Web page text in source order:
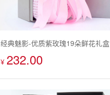
经典魅影-优质紫玫瑰19朵鲜花礼盒
¥ 232.00